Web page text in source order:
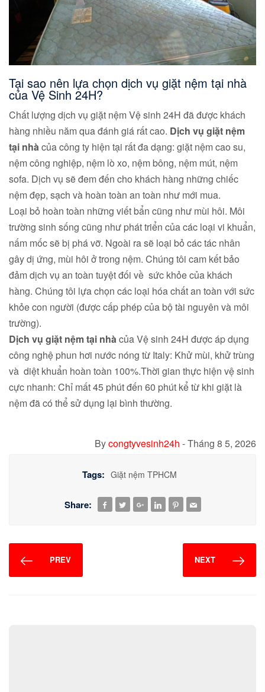
Tại sao nên lựa chọn dịch vụ giặt nệm tại nhà
của Vệ Sinh 24H?
Chất lượng dịch vụ giặt nệm Vệ sinh 24H đã được khách
hàng nhiều năm qua đánh giá rất cao. Dịch vụ giặt nệm
tại nhàcủa công ty hiện tại rất đa dạng: giặt nệm cao su,
nệm công nghiệp, nệm lò xo, nệm bông, nệm mút, nệm
sofa. Dịch vụ sẽ đem đến cho khách hàng những chiếc
nệm đẹp, sạch và hoàn toàn an toàn như mới mua.
Loại bỏ hoàn toàn những viết bẩn cũng như mùi hôi. Môi
trường sinh sống cũng như phát triển của các loại vi khuẩn,
nấm mốc sẽ bị phá vỡ. Ngoài ra sẽ loại bỏ các tác nhân
gây dị ứng, mùi hôi ở trong nệm. Chúng tôi cam kết bảo
đảm dịch vụ an toàn tuyệt đối về sức khỏe của khách
hàng. Chúng tôi lựa chọn các loại hóa chất an toàn với sức
khỏe con người (được cấp phép của bộ tài nguyên và môi
trường).
Dịch vụ giặt nệm tại nhàcủa Vệ sinh 24H được áp dụng
công nghệ phun hơi nước nóng từ Italy: Khử mùi, khử trùng
và diệt khuẩn hoàn toàn 100%.Thời gian thực hiện vệ sinh
cực nhanh: Chỉ mất 45 phút đến 60 phút kể từ khi giặt là
nệm đã có thể sử dụng lại bình thường.
Bycongtyvesinh24h -Tháng 8 5, 2026
Tags: Giặt nệm TPHCM
Share:
PREV NEXT